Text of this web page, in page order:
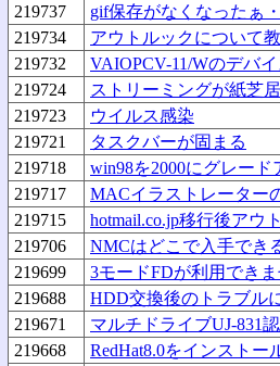
219737
gif保存がなくなったぁ
219734
アウトルックについて
219732
VAIOPCV-11/Wのデバイ
219724
ストリーミングが紙芝
219723
ウイルス感染
219721
タスクバーが固まる
219718
win98を2000にグレー
219717
MACイラストレーター
219715
hotmail.co.jp移行後アウ
219706
NMCはどこで入手でき
219699
3モードFDが利用でき
219688
HDD交換後のトラブル
219671
マルチドライブUJ-831
219668
RedHat8.0をインストー